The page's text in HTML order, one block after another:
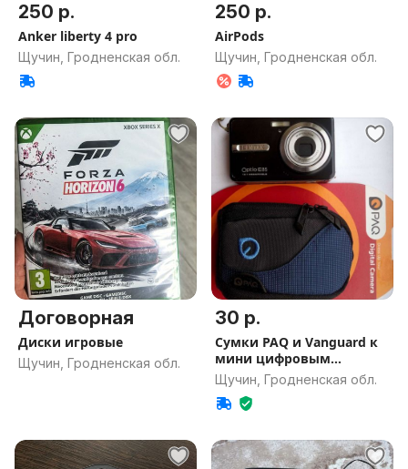
250 р.
Anker liberty 4 pro
Щучин, Гродненская обл.
250 р.
AirPods
Щучин, Гродненская обл.
Договорная
Диски игровые
Щучин, Гродненская обл.
30 р.
Сумки PAQ и Vanguard к
мини цифровым
фотокамерам
Щучин, Гродненская обл.